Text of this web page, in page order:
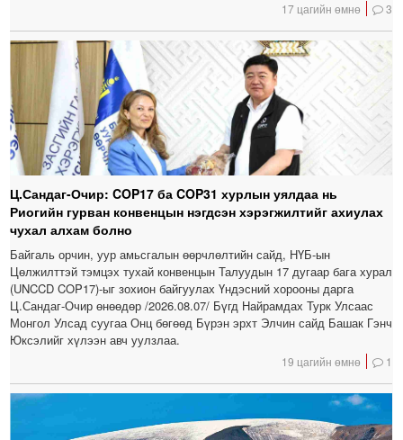
17 цагийн өмнө 3
Ц.Сандаг-Очир: COP17 ба COP31 хурлын уялдаа нь
Риогийн гурван конвенцын нэгдсэн хэрэгжилтийг ахиулах
чухал алхам болно
Байгаль орчин, уур амьсгалын өөрчлөлтийн сайд, НҮБ-ын
Цөлжилттэй тэмцэх тухай конвенцын Талуудын 17 дугаар бага хурал
(UNCCD COP17)-ыг зохион байгуулах Үндэсний хорооны дарга
Ц.Сандаг-Очир өнөөдөр /2026.08.07/ Бүгд Найрамдах Турк Улсаас
Монгол Улсад суугаа Онц бөгөөд Бүрэн эрхт Элчин сайд Башак Гэнч
Юксэлийг хүлээн авч уулзлаа.
19 цагийн өмнө 1